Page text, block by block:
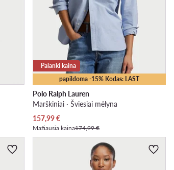
papildoma -15% Kodas: LAST
Palanki kaina
Polo Ralph Lauren
Marškiniai · Šviesiai mėlyna
Dabartinė kaina
157,99€
Mažiausia kaina174,99 €